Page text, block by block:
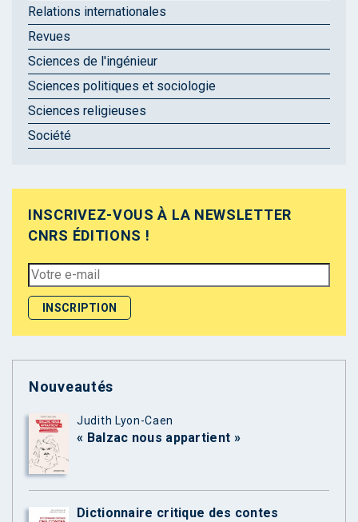
Relations internationales
Revues
Sciences de l'ingénieur
Sciences politiques et sociologie
Sciences religieuses
Société
INSCRIVEZ-VOUS À LA NEWSLETTER
CNRS ÉDITIONS !
Nouveautés
Judith Lyon-Caen
« Balzac nous appartient »
Dictionnaire critique des contes